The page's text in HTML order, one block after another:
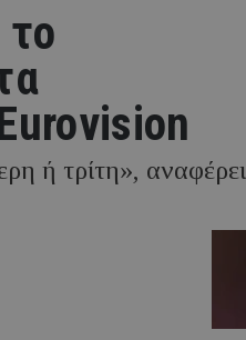
ή τρίτη», αναφέρει